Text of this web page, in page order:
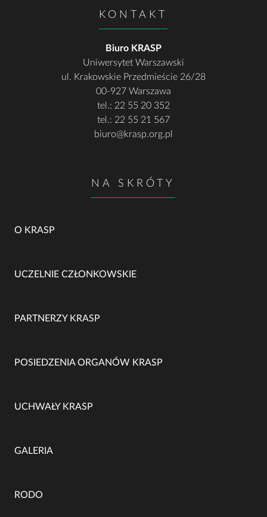
KONTAKT
Biuro KRASP
Uniwersytet Warszawski
ul. Krakowskie Przedmieście 26/28
00-927 Warszawa
tel.: 22 55 20 352
tel.: 22 55 21 567
biuro@krasp.org.pl
NA SKRÓTY
O KRASP
UCZELNIE CZŁONKOWSKIE
PARTNERZY KRASP
POSIEDZENIA ORGANÓW KRASP
UCHWAŁY KRASP
GALERIA
RODO